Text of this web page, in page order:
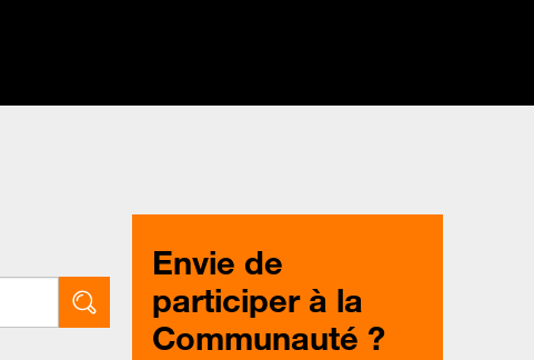
Envie de
participer à la
Communauté ?